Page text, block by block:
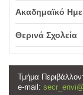
Ακαδημαϊκό
Θερινά Σχολεία
Τμήμα
e-mail: